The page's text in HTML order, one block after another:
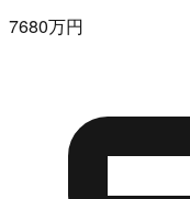
7680万円